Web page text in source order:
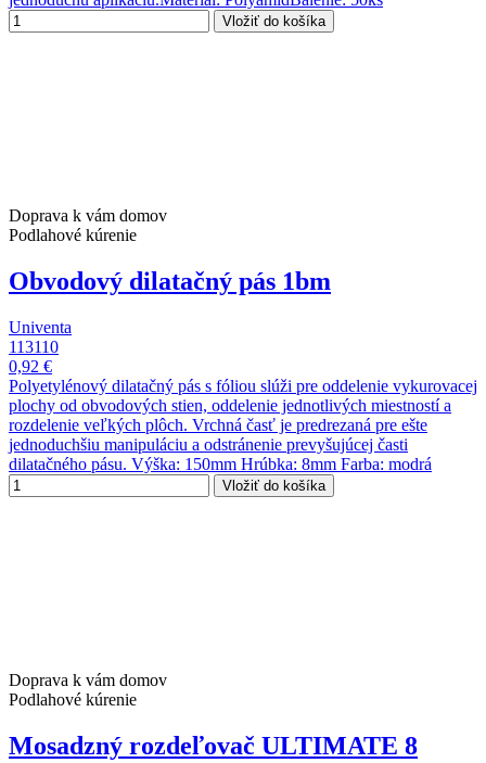
Vložiť do košíka
Doprava k vám domov
Podlahové kúrenie
Obvodový dilatačný pás 1bm
Univenta
113110
0,92 €
Polyetylénový dilatačný pás s fóliou slúži pre oddelenie vykurovacej
plochy od obvodových stien, oddelenie jednotlivých miestností a
rozdelenie veľkých plôch. Vrchná časť je predrezaná pre ešte
jednoduchšiu manipuláciu a odstránenie prevyšujúcej časti
dilatačného pásu. Výška: 150mm Hrúbka: 8mm Farba: modrá
Vložiť do košíka
Doprava k vám domov
Podlahové kúrenie
Mosadzný rozdeľovač ULTIMATE 8